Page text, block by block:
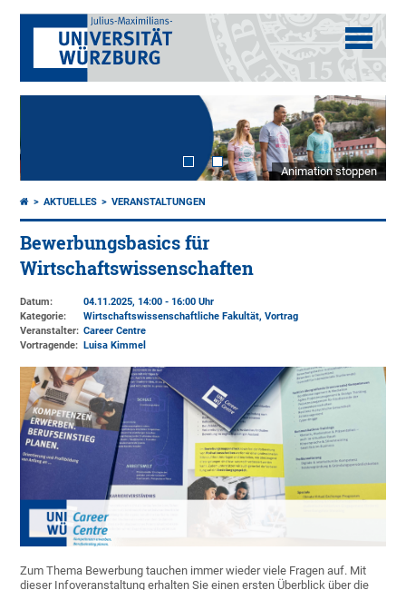
Animation stoppen
AKTUELLES VERANSTALTUNGEN
Bewerbungsbasics für
Wirtschaftswissenschaften
Datum:
04.11.2025, 14:00 - 16:00 Uhr
Kategorie:
Wirtschaftswissenschaftliche Fakultät, Vortrag
Veranstalter: Career Centre
Vortragende:
Luisa Kimmel
Zum Thema Bewerbung tauchen immer wieder viele Fragen auf. Mit
dieser Infoveranstaltung erhalten Sie einen ersten Überblick über die